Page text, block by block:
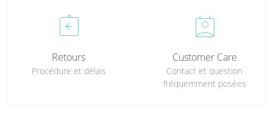
assignment_return
Retours
Procédure et délais
perm_contact_calendar
Customer Care
Contact et question
fréquemment posées